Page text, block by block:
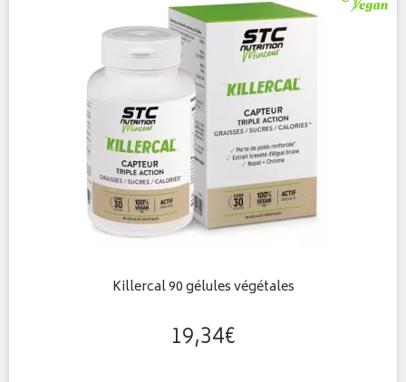
Killercal 90 gélules végétales
19,34€